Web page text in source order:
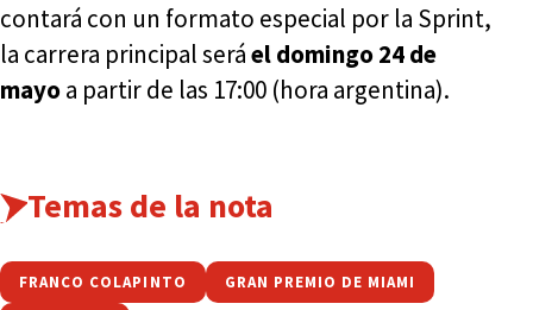
contará con un formato especial por la Sprint,
la carrera principal seráel domingo 24 de
mayoa partir de las 17:00 (hora argentina).
Temas de la nota
FRANCO COLAPINTO GRAN PREMIO DE MIAMI